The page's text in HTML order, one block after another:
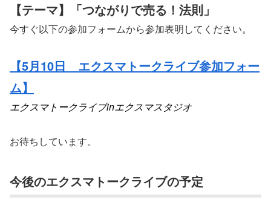
【テーマ】「つながりで売る！法則」
今すぐ以下の参加フォームから参加表明してください。
【5月10日 エクスマトークライブ参加フォー
ム】
エクスマトークライブinエクスマスタジオ
お待ちしています。
今後のエクスマトークライブの予定